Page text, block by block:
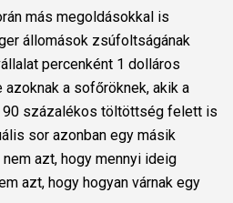
más megoldásokkal is
állomások zsúfoltságának
percenként 1 dolláros
a sofőröknek, akik a
90 százalékos töltöttség felett is
sor azonban egy másik
azt, hogy mennyi ideig
azt, hogy hogyan várnak egy